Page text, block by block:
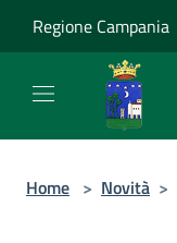
Regione Campania
Home > Novità >